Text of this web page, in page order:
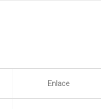
Enlace